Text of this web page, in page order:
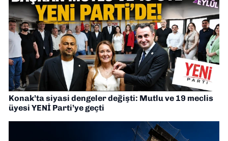
Konak’ta siyasi dengeler değişti: Mutlu ve 19 meclis
üyesi YENİ Parti’ye geçti